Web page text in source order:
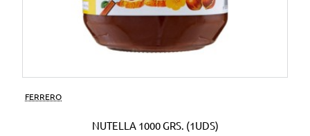
FERRERO
NUTELLA 1000 GRS. (1UDS)